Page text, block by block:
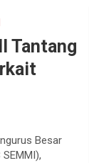
Tantang
Besar